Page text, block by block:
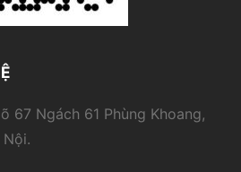
67 Ngách 61 Phùng Khoang,
Nội.